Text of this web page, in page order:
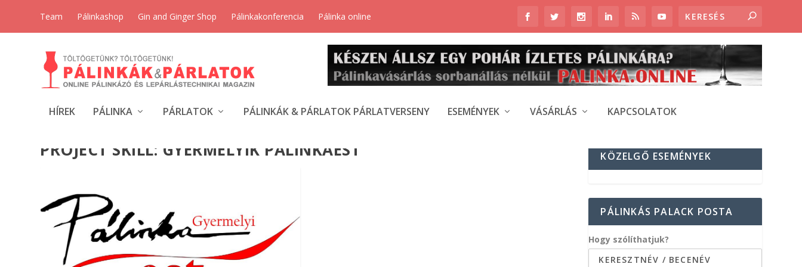
Team Pálinkashop Gin and Ginger Shop Pálinkakonferencia Pálinka online
HÍREK PÁLINKA PÁRLATOK PÁLINKÁK & PÁRLATOK PÁRLATVERSENY ESEMÉNYEK VÁSÁRLÁS KAPCSOLATOK
PROJECT SKILL: GYERMELYIK PÁLINKAEST KÖZELGŐ ESEMÉNYEK
PÁLINKÁS PALACK POSTA
Hogy szólíthatjuk?